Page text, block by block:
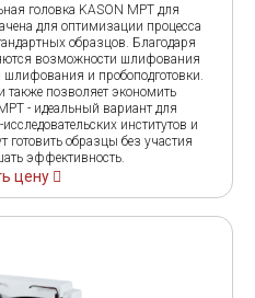
головка KASON MPT для
для оптимизации процесса
образцов. Благодаря
возможности шлифования
и пробоподготовки.
также позволяет экономить
- идеальный вариант для
институтов и
готовить образцы без участия
эффективность.
цену